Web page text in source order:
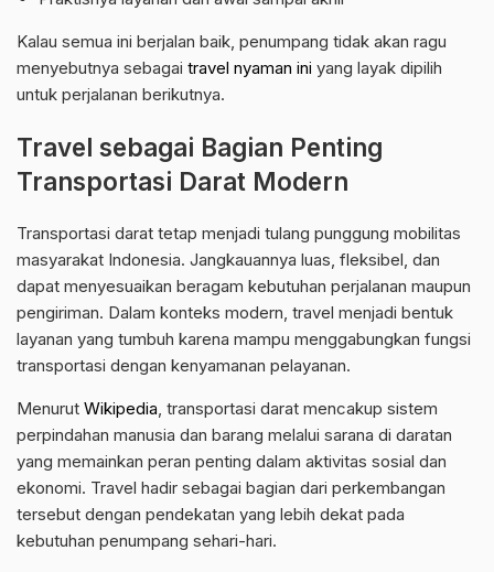
Kalau semua ini berjalan baik, penumpang tidak akan ragu
menyebutnya sebagai travel nyaman ini yang layak dipilih
untuk perjalanan berikutnya.
Travel sebagai Bagian Penting
Transportasi Darat Modern
Transportasi darat tetap menjadi tulang punggung mobilitas
masyarakat Indonesia. Jangkauannya luas, fleksibel, dan
dapat menyesuaikan beragam kebutuhan perjalanan maupun
pengiriman. Dalam konteks modern, travel menjadi bentuk
layanan yang tumbuh karena mampu menggabungkan fungsi
transportasi dengan kenyamanan pelayanan.
Menurut Wikipedia, transportasi darat mencakup sistem
perpindahan manusia dan barang melalui sarana di daratan
yang memainkan peran penting dalam aktivitas sosial dan
ekonomi. Travel hadir sebagai bagian dari perkembangan
tersebut dengan pendekatan yang lebih dekat pada
kebutuhan penumpang sehari-hari.